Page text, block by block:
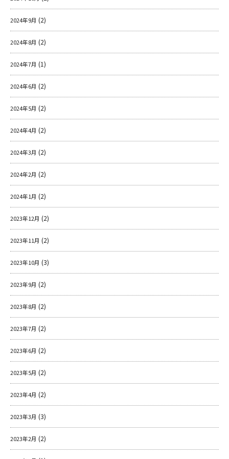
2024年9月 (2)
2024年8月 (2)
2024年7月 (1)
2024年6月 (2)
2024年5月 (2)
2024年4月 (2)
2024年3月 (2)
2024年2月 (2)
2024年1月 (2)
2023年12月 (2)
2023年11月 (2)
2023年10月 (3)
2023年9月 (2)
2023年8月 (2)
2023年7月 (2)
2023年6月 (2)
2023年5月 (2)
2023年4月 (2)
2023年3月 (3)
2023年2月 (2)